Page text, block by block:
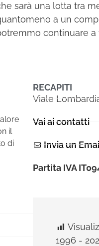
sarà una lotta tra
a un
continuare
il
di
RECAPITI
Viale
Vai ai contatti
Invia un
Partita IVA
1996 -